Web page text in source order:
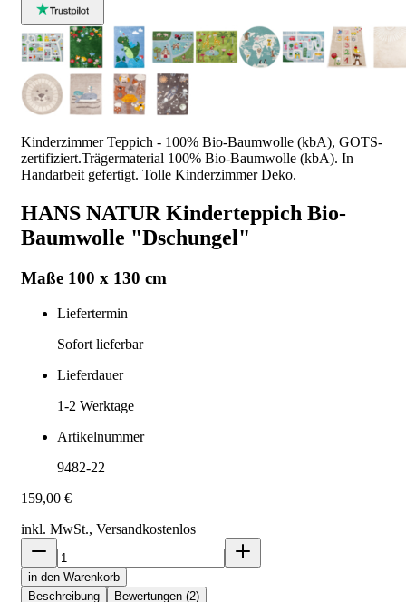
Kinderzimmer Teppich - 100% Bio-Baumwolle (kbA), GOTS-
zertifiziert.Trägermaterial 100% Bio-Baumwolle (kbA). In
Handarbeit gefertigt. Tolle Kinderzimmer Deko.
HANS NATUR Kinderteppich Bio-
Baumwolle "Dschungel"
Maße 100 x 130 cm
Liefertermin
Sofort lieferbar
Lieferdauer
1-2 Werktage
Artikelnummer
9482-22
159,00 €
inkl. MwSt., Versandkostenlos
in den Warenkorb
Beschreibung
Bewertungen (2)